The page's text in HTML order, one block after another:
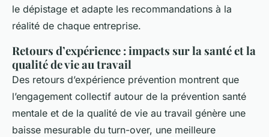
le dépistage et adapte les recommandations à la
réalité de chaque entreprise.
Retours d’expérience : impacts sur la santé et la
qualité de vie au travail
Des retours d’expérience prévention montrent que
l’engagement collectif autour de la prévention santé
mentale et de la qualité de vie au travail génère une
baisse mesurable du turn-over, une meilleure